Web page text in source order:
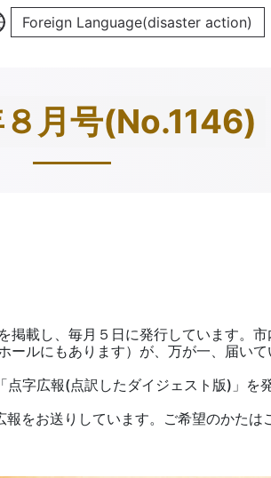
Foreign Language(disaster action)
月号(No.1146)
載し、毎月５日に発行しています。
ールにもあります）が、万が一、届い
字広報(点訳したダイジェスト版)」を
をお送りしています。ご希望のかたは